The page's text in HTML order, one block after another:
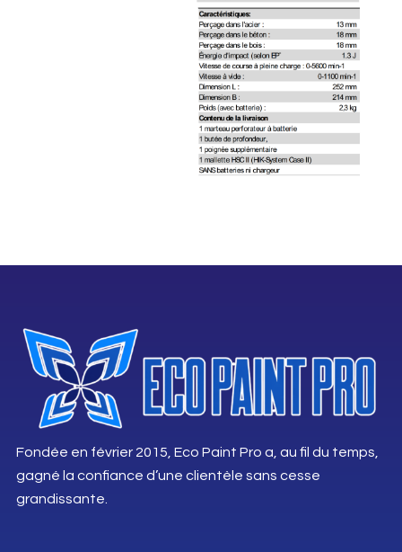
Fondée en février 2015, Eco Paint Pro a, au fil du temps,
gagné la confiance d’une clientèle sans cesse
grandissante.